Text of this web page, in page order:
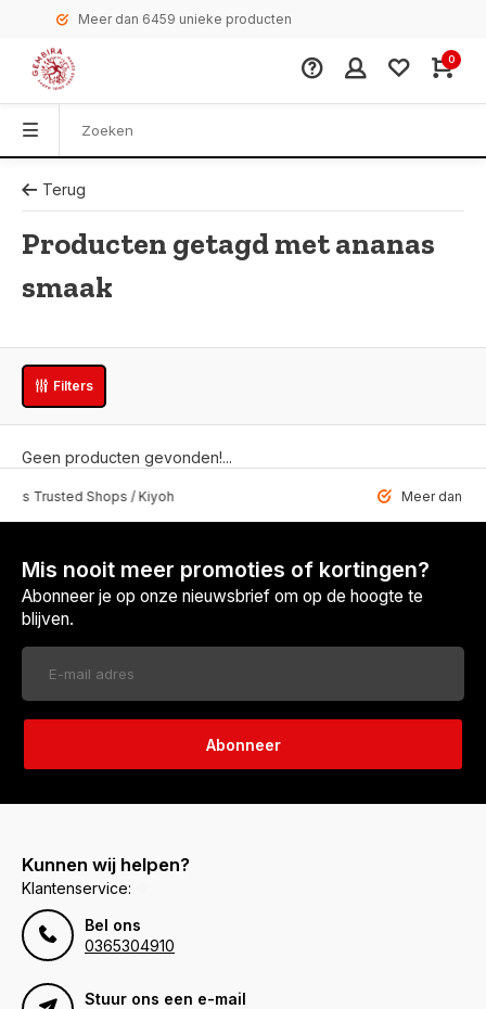
Meer dan 6459 unieke producten
0
Terug
Producten getagd met ananas
smaak
Filters
Geen producten gevonden!...
Shops / Kiyoh Meer dan 6459
Mis nooit meer promoties of kortingen?
Abonneer je op onze nieuwsbrief om op de hoogte te
blijven.
Abonneer
Kunnen wij helpen?
Klantenservice:
Bel ons
0365304910
Stuur ons een e-mail